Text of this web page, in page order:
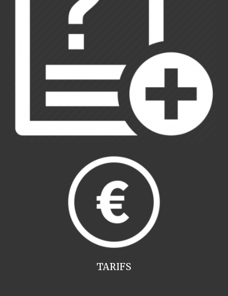
TARIFS